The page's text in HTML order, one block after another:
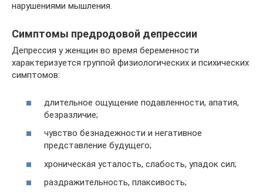
нарушениями мышления.
Симптомы предродовой депрессии
Депрессия у женщин во время беременности
характеризуется группой физиологических и психических
симптомов:
длительное ощущение подавленности, апатия,
безразличие;
чувство безнадежности и негативное
представление будущего;
хроническая усталость, слабость, упадок сил;
раздражительность, плаксивость;